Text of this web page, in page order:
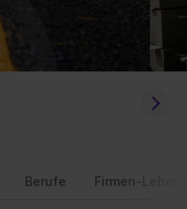
Berufe Firmen-